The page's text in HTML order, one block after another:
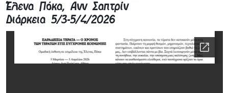
Έλενα Πόκα, Ανν Σαπτρίν
Διάρκεια 5/3-5/4/2026